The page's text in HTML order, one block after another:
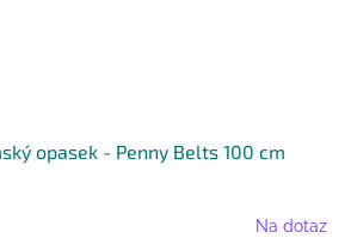
opasek - Penny Belts 100 cm
Na dotaz